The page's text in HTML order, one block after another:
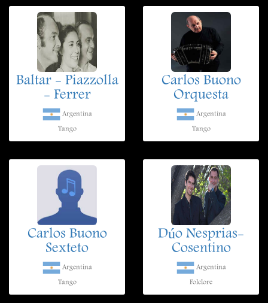
Baltar - Piazzolla
- Ferrer
Argentina
Tango
Carlos Buono
Orquesta
Argentina
Tango
Carlos Buono
Sexteto
Argentina
Tango
Dúo Nesprias-
Cosentino
Argentina
Folclore